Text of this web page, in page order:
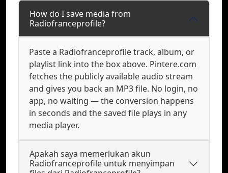
How do I save media from
Radiofranceprofile?
Paste a Radiofranceprofile track, album, or
playlist link into the box above. Pintere.com
fetches the publicly available audio stream
and gives you back an MP3 file. No login, no
app, no waiting — the conversion happens
in seconds and the saved file plays in any
media player.
Apakah saya memerlukan akun
Radiofranceprofile untuk menyimpan